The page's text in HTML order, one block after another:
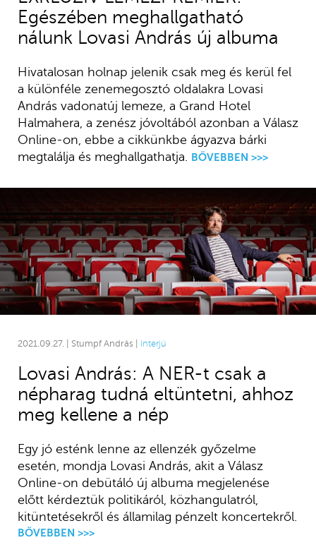
Egészében meghallgatható
nálunk Lovasi András új albuma
Hivatalosan holnap jelenik csak meg és kerül fel
a különféle zenemegosztó oldalakra Lovasi
András vadonatúj lemeze, a Grand Hotel
Halmahera, a zenész jóvoltából azonban a Válasz
Online-on, ebbe a cikkünkbe ágyazva bárki
megtalálja és meghallgathatja.
BŐVEBBEN >>>
2021.09.27. | Stumpf András | Interjú
Lovasi András: A NER-t csak a
népharag tudná eltüntetni, ahhoz
meg kellene a nép
Egy jó esténk lenne az ellenzék győzelme
esetén, mondja Lovasi András, akit a Válasz
Online-on debütáló új albuma megjelenése
előtt kérdeztük politikáról, közhangulatról,
kitüntetésekről és államilag pénzelt koncertekről.
BŐVEBBEN >>>